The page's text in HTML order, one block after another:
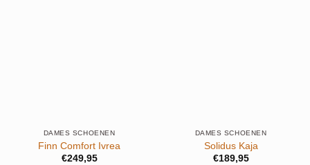
DAMES SCHOENEN
Finn Comfort Ivrea
€249,95
DAMES SCHOENEN
Solidus Kaja
€189,95